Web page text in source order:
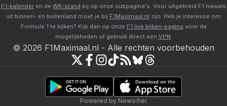
F1-kalender en de WK-stand bij op onze subpagina's. Voor uitgebreid F1 nieuws
uit binnen- en buitenland moet je bij F1Maximaal.nl zijn. Heb je interesse om
Formule 1 te kijken? Kijk dan op onze F1 live kijken-pagina voor de
mogelijkheden of gebruik direct een VPN
© 2026 F1Maximaal.nl - Alle rechten voorbehouden
Powered by Newsifier